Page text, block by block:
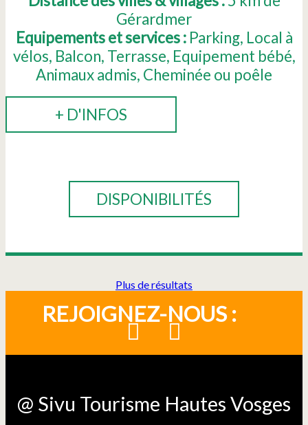
Gérardmer
Equipements et services : Parking Local à
vélos Balcon Terrasse Equipement bébé
Animaux admis Cheminée ou poêle
+ D'INFOS
DISPONIBILITÉS
Plus de résultats
REJOIGNEZ-NOUS :
@ Sivu Tourisme Hautes Vosges